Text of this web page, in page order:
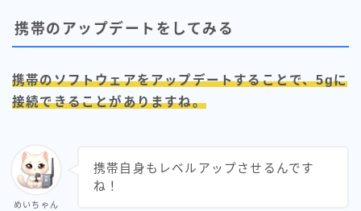
携帯のアップデートをしてみる
携帯のソフトウェアをアップデートすることで、5gに
接続できることがありますね。
めいちゃん
携帯自身もレベルアップさせるんです
ね！